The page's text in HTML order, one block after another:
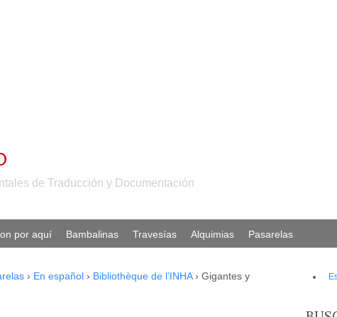
de Traducción y Documentación
por aquí Bambalinas Travesías Alquimias Pasarelas
› En español › Bibliothèque de l’INHA › Gigantes y